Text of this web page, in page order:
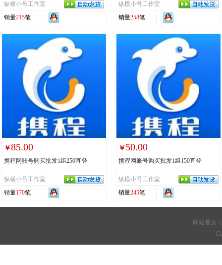
纵横小号工作室
销量215笔
纵横小号工作室
销量258笔
￥85.00
携程网账号购买批发1组250直登
纵横小号工作室
销量170笔
￥ 50.00
携程网账号购买批发1组150直登
纵横小号工作室
销量245笔
网站首页